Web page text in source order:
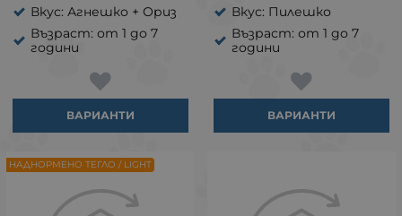
Вкус: Агнешко + Ориз
Възраст: от 1 до 7
години
ВАРИАНТИ
Вкус: Пилешко
Възраст: от 1 до 7
години
ВАРИАНТИ
НАДНОРМЕНО ТЕГЛО / LIGHT